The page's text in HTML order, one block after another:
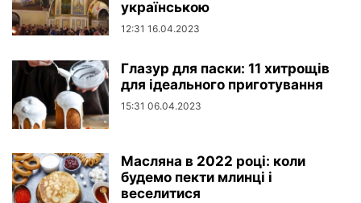
українською
12:31 16.04.2023
Глазур для паски: 11 хитрощів
для ідеального приготування
15:31 06.04.2023
Масляна в 2022 році: коли
будемо пекти млинці і
веселитися